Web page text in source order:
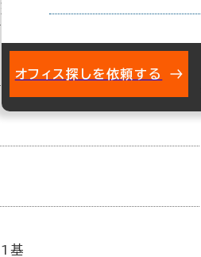
基
オフィス探しを依頼する